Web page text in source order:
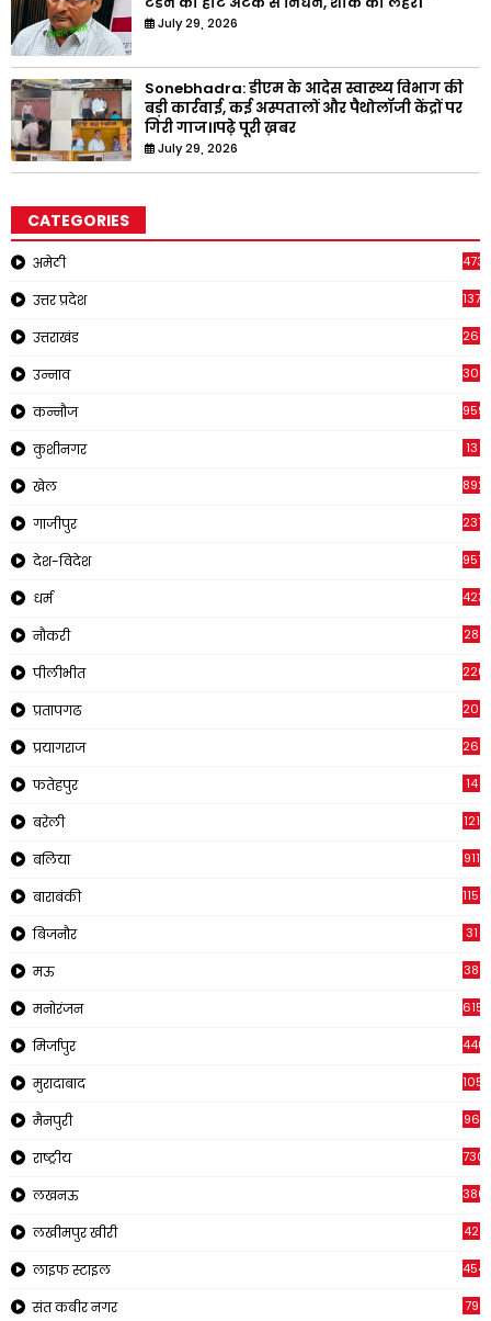
July 29, 2026
Sonebhadra: डीएम के आदेस स्वास्थ्य विभाग की
बड़ी कार्रवाई, कई अस्पतालों और पैथोलॉजी केंद्रों पर
गिरी गाज।।पढ़े पूरी ख़बर
July 29, 2026
CATEGORIES
अमेठी
उत्तर प्रदेश 1371
उत्तराखंड
उन्नाव 308
कन्नौज 959
कुशीनगर 13
खेल 892
गाजीपुर 237
देश-विदेश 957
धर्म 423
नौकरी 28
पीलीभीत
प्रतापगढ 2011
प्रयागराज 269
फतेहपुर 14
बरेली 121
बलिया 911
बाराबंकी 1150
बिजनौर 31
मऊ 38
मनोरंजन 615
मिर्जापुर 440
मुरादाबाद 1056
मैनपुरी 96
राष्ट्रीय
लखनऊ
लखीमपुर खीरी 42
लाइफ स्टाइल 454
संत कबीर नगर 79